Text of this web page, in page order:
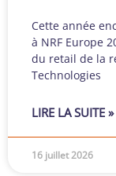
Cette année
à NRF Europe
du retail de la
Technologies
LIRE LA SUITE »
16 juillet 2026